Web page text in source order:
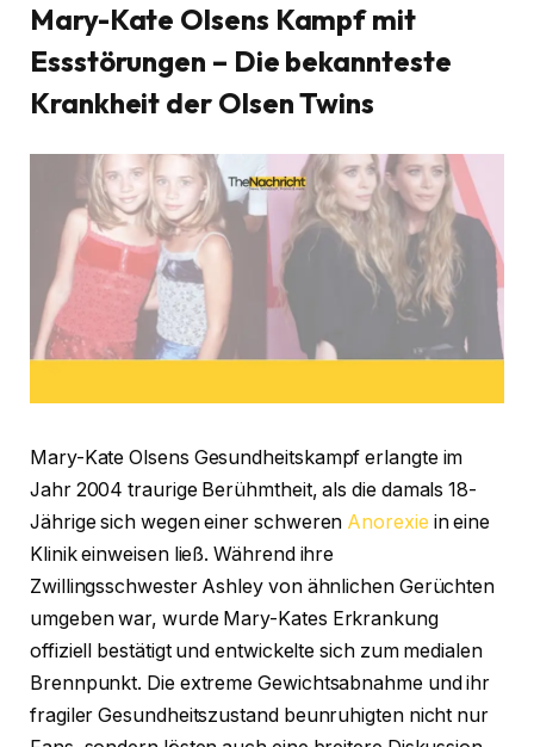
Mary-Kate Olsens Kampf mit
Essstörungen – Die bekannteste
Krankheit der Olsen Twins
Mary-Kate Olsens Gesundheitskampf erlangte im
Jahr 2004 traurige Berühmtheit, als die damals 18-
Jährige sich wegen einer schweren Anorexie in eine
Klinik einweisen ließ. Während ihre
Zwillingsschwester Ashley von ähnlichen Gerüchten
umgeben war, wurde Mary-Kates Erkrankung
offiziell bestätigt und entwickelte sich zum medialen
Brennpunkt. Die extreme Gewichtsabnahme und ihr
fragiler Gesundheitszustand beunruhigten nicht nur